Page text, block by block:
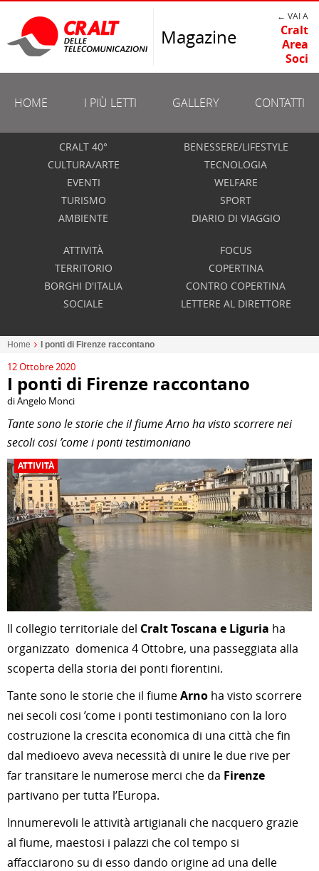
Magazine
← VAI A
Cralt
Area
Soci
HOME I PIÙ LETTI GALLERY CONTATTI
CRALT 40°
CULTURA/ARTE
EVENTI
TURISMO
AMBIENTE
BENESSERE/LIFESTYLE
TECNOLOGIA
WELFARE
SPORT
DIARIO DI VIAGGIO
ATTIVITÀ
TERRITORIO
BORGHI D'ITALIA
SOCIALE
FOCUS
COPERTINA
CONTRO COPERTINA
LETTERE AL DIRETTORE
Home I ponti di Firenze raccontano
12 Ottobre 2020
I ponti di Firenze raccontano
di Angelo Monci
Tante sono le storie che il fiume Arno ha visto scorrere nei
secoli cosi ’come i ponti testimoniano
ATTIVITÀ
Il collegio territoriale del Cralt Toscana e Liguria ha
organizzato domenica 4 Ottobre, una passeggiata alla
scoperta della storia dei ponti fiorentini.
Tante sono le storie che il fiumeArno ha visto scorrere
nei secoli cosi ’come i ponti testimoniano con la loro
costruzione la crescita economica di una città che fin
dal medioevo aveva necessità di unire le due rive per
far transitare le numerose merci che da Firenze
partivano per tutta l’Europa.
Innumerevoli le attività artigianali che nacquero grazie
al fiume, maestosi i palazzi che col tempo si
affacciarono su di esso dando origine ad una delle